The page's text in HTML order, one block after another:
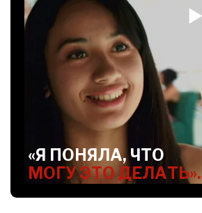
«Я ПОНЯЛА, ЧТО
МОГУ ЭТО ДЕЛАТЬ».